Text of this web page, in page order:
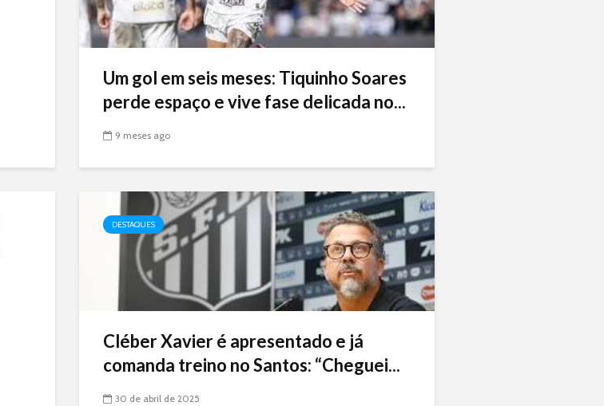
Um gol em seis meses: Tiquinho Soares
perde espaço e vive fase delicada no...
9 meses ago
DESTAQUES
Cléber Xavier é apresentado e já
comanda treino no Santos: “Cheguei...
30 de abril de 2025